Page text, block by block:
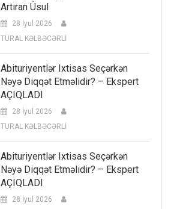
Artıran Üsul
28 İyul 2026
TURAL KƏLBƏCƏRLİ
Abituriyentlər Ixtisas Seçərkən
Nəyə Diqqət Etməlidir? – Ekspert
AÇIQLADI
28 İyul 2026
TURAL KƏLBƏCƏRLİ
Abituriyentlər Ixtisas Seçərkən
Nəyə Diqqət Etməlidir? – Ekspert
AÇIQLADI
28 İyul 2026